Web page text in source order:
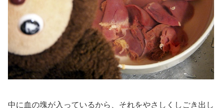
中に血の塊が入っているから、それをやさしくしごき出し